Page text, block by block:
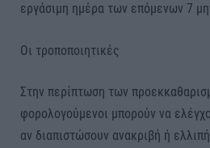
εργάσιμη ημέρα των επόμενων 7
Οι τροποποιητικές
Στην περίπτωση των
φορολογούμενοι μπορούν να
αν διαπιστώσουν ανακριβή ή